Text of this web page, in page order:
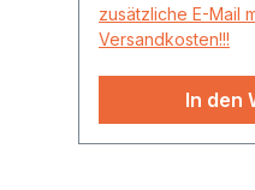
zusätzliche E-Mail
Versandkosten!!!
In den